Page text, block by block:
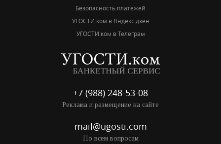
Безопасность платежей
УГОСТИ.ком в Яндекс дзен
УГОСТИ.ком в Телеграм
+7 (988) 248-53-08
Реклама и размещение на сайте
mail@ugosti.com
По всем вопросам